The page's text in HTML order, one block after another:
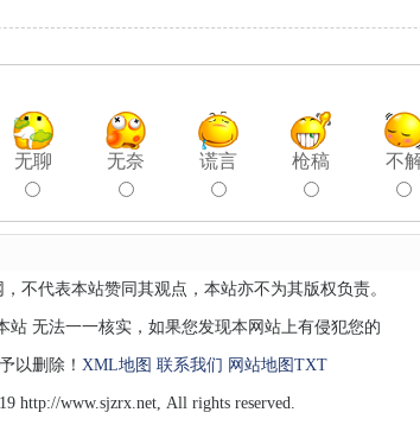
无聊 无奈 谎言 枪稿 不
不代表本站赞同其观点，本站亦不为其版权负责。
无法一一核实，如果您发现本网站上有侵犯您的
以删除！ XML地图 联系我们 网站地图 TXT
http://www.sjzrx.net, All rights reserved.